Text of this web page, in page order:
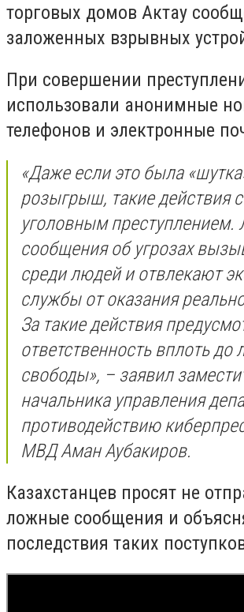
торговых домов Актау
заложенных взрывных
При совершении
использовали анонимные
телефонов и электронные
«Даже если это была
розыгрыш, такие действия
уголовным
сообщения об угрозах
среди людей и отвлекают
службы от оказания
За такие действия
ответственность вплоть до
свободы», – заявил
начальника управления
противодействию
МВД Аман Аубакиров.
Казахстанцев просят не
ложные сообщения и
последствия таких